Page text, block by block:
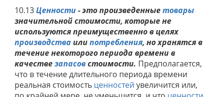
10.13Ценности- это произведенныетовары
значительной стоимости, которые не
используются преимущественно в целях
производства илипотребления, но хранятся в
течение некоторого периодавремени в
качествезапасовстоимости. Предполагается,
что в течение длительного периода времени
реальная стоимость ценностей увеличится или,